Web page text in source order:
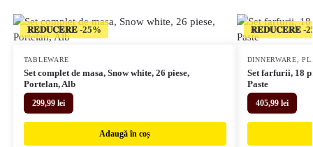
𝐑𝐄𝐃𝐔𝐂𝐄𝐑𝐄
TABLEWARE
Set complet de masa, Snow white, 26 piese,
Portelan, Alb
299,99 lei
Adaugă în coș
𝐑𝐄𝐃𝐔𝐂𝐄𝐑𝐄
DINNERWARE ,
Set farfurii, 18
Paste
405,99 lei